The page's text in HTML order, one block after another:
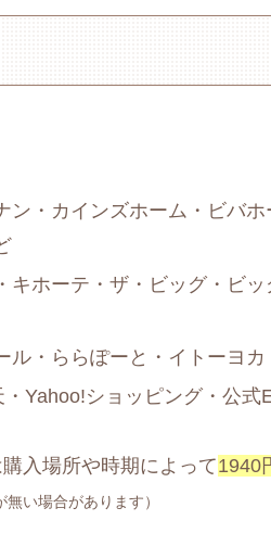
ン・カインズホーム・ビバ
キホーテ・ザ・ビッグ・ビ
ル・ららぽーと・イトーヨカ
Yahoo!ショッピング・公式
入場所や時期によって1940
い場合があります）